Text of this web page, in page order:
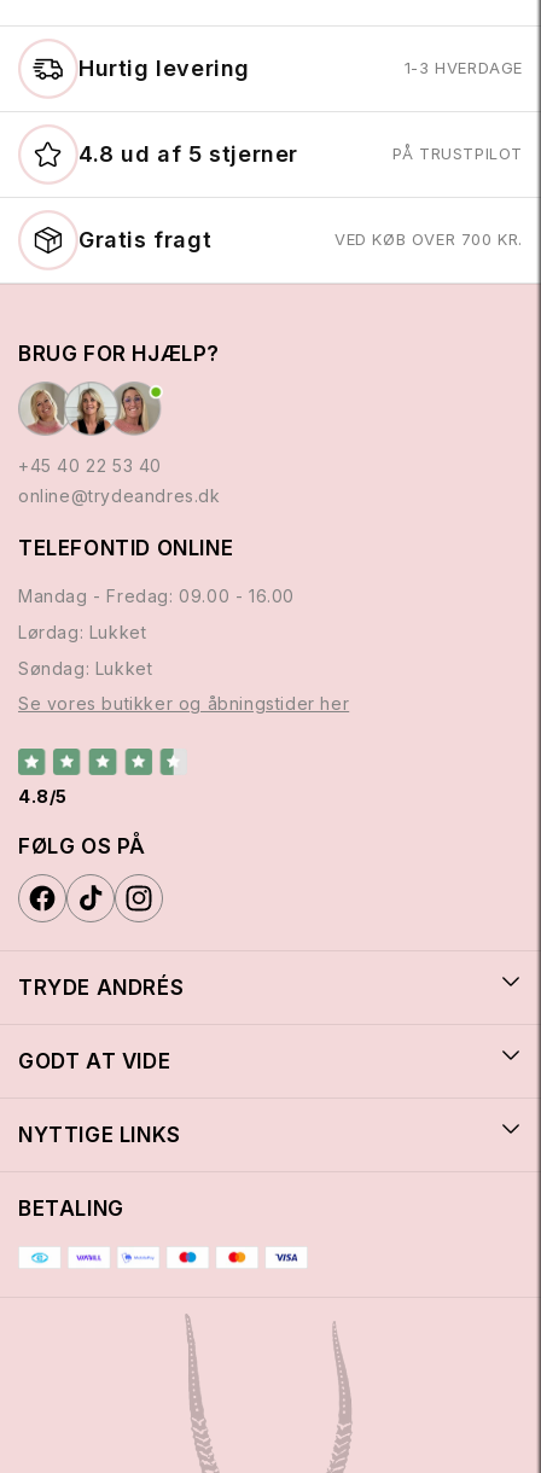
Hurtig levering 1-3 HVERDAGE
4.8 ud af 5 stjerner PÅ TRUSTPILOT
Gratis fragt VED KØB OVER 700 KR.
BRUG FOR HJÆLP?
+45 40 22 53 40
online@trydeandres.dk
TELEFONTID ONLINE
Mandag - Fredag: 09.00 - 16.00
Lørdag: Lukket
Søndag: Lukket
Se vores butikker og åbningstider her
4.8/5
FØLG OS PÅ
TRYDE ANDRÉS
GODT AT VIDE
NYTTIGE LINKS
BETALING